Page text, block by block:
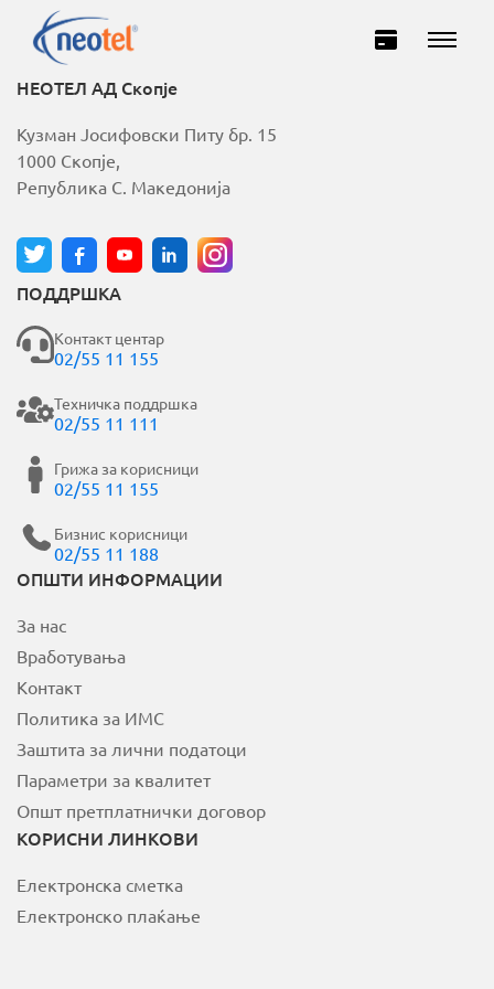
Домашни
ИНТЕРНЕТ
ТЕЛЕВИЗИЈА
ТЕЛЕФОНИЈА
MOJ НЕОТЕЛ
Плати сметка
За Неотел
НЕОТЕЛ АД Скопје
Кузман Јосифовски Питу бр. 15
1000 Скопје,
Република С. Македонија
ПОДДРШКА
Контакт центар
02/55 11 155
Техничка поддршка
02/55 11 111
Грижа за корисници
02/55 11 155
Бизнис корисници
02/55 11 188
ОПШТИ ИНФОРМАЦИИ
За нас
Вработувања
Контакт
Политика за ИМС
Заштита за лични податоци
Параметри за квалитет
Општ претплатнички договор
КОРИСНИ ЛИНКОВИ
Електронска сметка
Електронско плаќање